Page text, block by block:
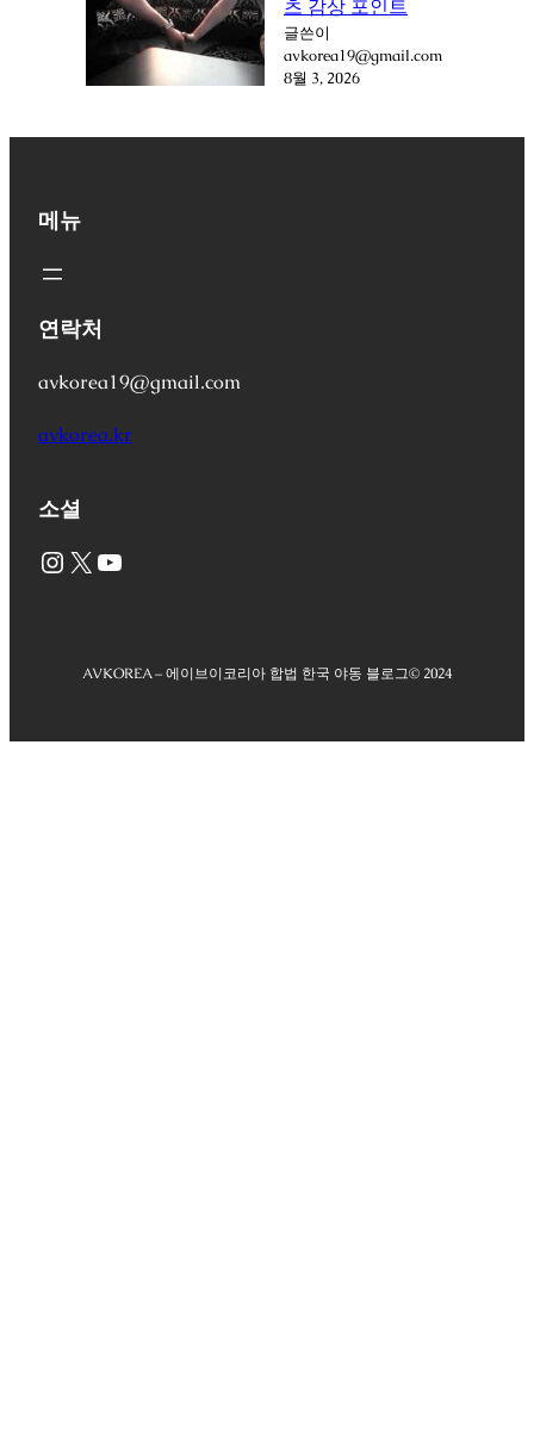
츠 감상 포인트
글쓴이
avkorea19@gmail.com
8월 3, 2026
메뉴
연락처
avkorea19@gmail.com
avkorea.kr
소셜
Instagram X YouTube
AVKOREA – 에이브이코리아 합법 한국 야동 블로그© 2024